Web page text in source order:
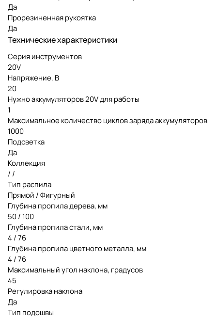
Да
Прорезиненная рукоятка
Да
Технические характеристики
Серия инструментов
20V
Напряжение, В
20
Нужно аккумуляторов 20V для работы
1
Максимальное количество циклов заряда аккумуляторов
1000
Подсветка
Да
Коллекция
/ /
Тип распила
Прямой / Фигурный
Глубина пропила дерева, мм
50 / 100
Глубина пропила стали, мм
4 / 76
Глубина пропила цветного металла, мм
4 / 76
Максимальный угол наклона, градусов
45
Регулировка наклона
Да
Тип подошвы